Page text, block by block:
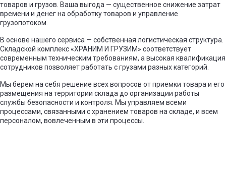
товаров и грузов. Ваша выгода — существенное снижение затрат
времени и денег на обработку товаров и управление
грузопотоком.
В основе нашего сервиса — собственная логистическая структура.
Складской комплекс «ХРАНИМ И ГРУЗИМ» соответствует
современным техническим требованиям, а высокая квалификация
сотрудников позволяет работать с грузами разных категорий.
Мы берем на себя решение всех вопросов от приемки товара и его
размещения на территории склада до организации работы
службы безопасности и контроля. Мы управляем всеми
процессами, связанными с хранением товаров на складе, и всем
персоналом, вовлеченным в эти процессы.